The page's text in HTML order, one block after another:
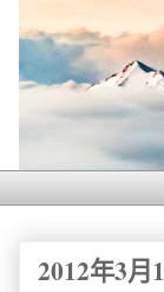
2012年3月